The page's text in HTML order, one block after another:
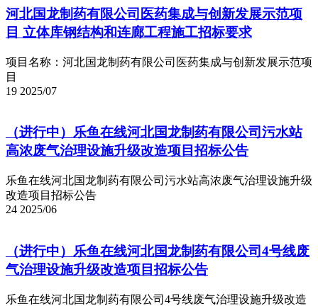
河北国龙制药有限公司医药集成与创新发展示范项
目 立体库钢结构和连廊工程施工招标要求
项目名称：河北国龙制药有限公司医药集成与创新发展示范项
目
19 2025/07
（进行中）乐鱼在线河北国龙制药有限公司污水站
高浓废气治理设施升级改造项目招标公告
乐鱼在线河北国龙制药有限公司污水站高浓废气治理设施升级
改造项目招标公告
24 2025/06
（进行中）乐鱼在线河北国龙制药有限公司4号线废
气治理设施升级改造项目招标公告
乐鱼在线河北国龙制药有限公司4号线废气治理设施升级改造